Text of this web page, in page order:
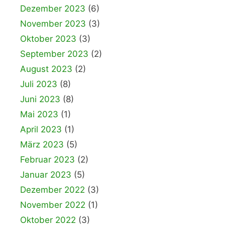
Dezember 2023 (6)
November 2023 (3)
Oktober 2023 (3)
September 2023 (2)
August 2023 (2)
Juli 2023 (8)
Juni 2023 (8)
Mai 2023 (1)
April 2023 (1)
März 2023 (5)
Februar 2023 (2)
Januar 2023 (5)
Dezember 2022 (3)
November 2022 (1)
Oktober 2022 (3)